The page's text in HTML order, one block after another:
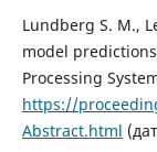
Lundberg S. M.,
model
Processing
https://
Abstract.html